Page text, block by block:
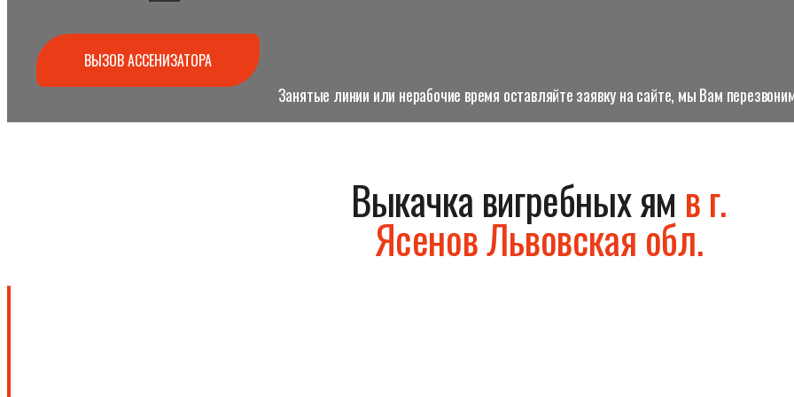
ВЫЗОВ АССЕНИЗАТОРА
Занятые линии или нерабочие время оставляйте заявку на сайте, мы Вам
Выкачка вигребных ям в г.
Ясенов Львовская обл.